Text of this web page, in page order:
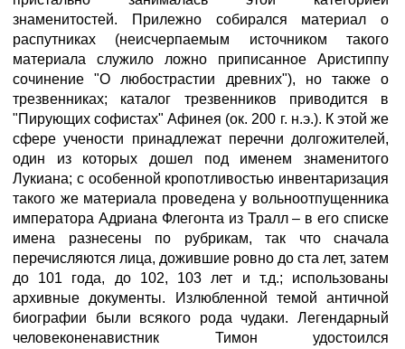
знаменитостей. Прилежно собирался материал о
распутниках (неисчерпаемым источником такого
материала служило ложно приписанное Аристиппу
сочинение "О любострастии древних"), но также о
трезвенниках; каталог трезвенников приводится в
"Пирующих софистах" Афинея (ок. 200 г. н.э.). К этой же
сфере учености принадлежат перечни долгожителей,
один из которых дошел под именем знаменитого
Лукиана; с особенной кропотливостью инвентаризация
такого же материала проведена у вольноотпущенника
императора Адриана Флегонта из Тралл – в его списке
имена разнесены по рубрикам, так что сначала
перечисляются лица, дожившие ровно до ста лет, затем
до 101 года, до 102, 103 лет и т.д.; использованы
архивные документы. Излюбленной темой античной
биографии были всякого рода чудаки. Легендарный
человеконенавистник Тимон удостоился